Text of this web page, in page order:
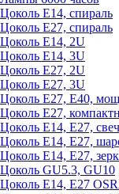
Цоколь Е14, спираль
Цоколь Е27, спираль
Цоколь Е14, 2U
Цоколь Е14, 3U
Цоколь Е27, 2U
Цоколь Е27, 3U
Цоколь Е27, Е40,
Цоколь Е27,
Цоколь Е14, Е27,
Цоколь Е14, Е27,
Цоколь Е14, Е27,
Цоколь GU5.3, GU10
Цоколь Е14, Е27